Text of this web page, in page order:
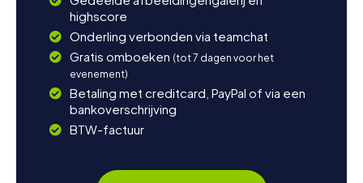
highscore
Onderling verbonden via teamchat
Gratis omboeken (tot 7 dagen voor het
evenement)
Betaling met creditcard, PayPal of via een
bankoverschrijving
BTW-factuur